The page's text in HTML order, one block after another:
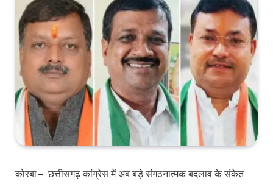
कोरबा – छत्तीसगढ़ कांग्रेस में अब बड़े संगठनात्मक बदलाव के संकेत